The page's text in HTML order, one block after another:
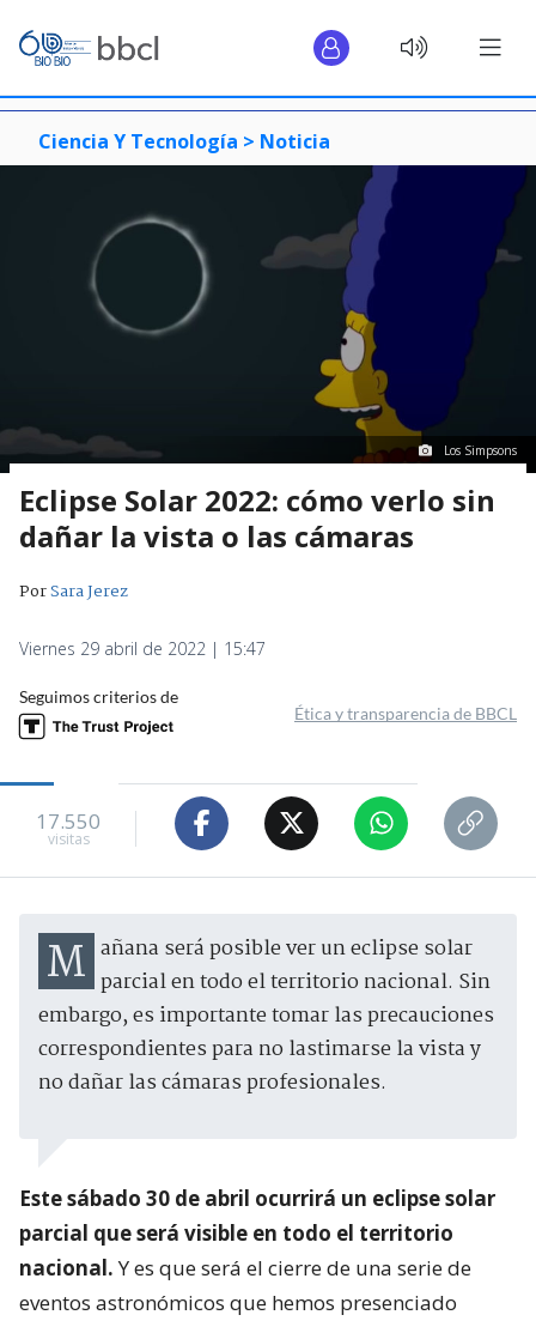
Ciencia Y Tecnología > Noticia
Los Simpsons
Eclipse Solar 2022: cómo verlo sin
dañar la vista o las cámaras
PorSara Jerez
Viernes 29 abril de 2022 | 15:47
Seguimos criterios de
Ética y transparencia de BBCL
17.550
visitas
Mañana será posible ver un eclipse solar parcial en todo el territorio nacional. Sin
embargo, es importante tomar las precauciones
correspondientes para no lastimarse la vista y
no dañar las cámaras profesionales.
Este sábado 30 de abril ocurrirá un eclipse solar
parcial que será visible en todo el territorio
nacional.Y es que será el cierre de una serie de
eventos astronómicos que hemos presenciado